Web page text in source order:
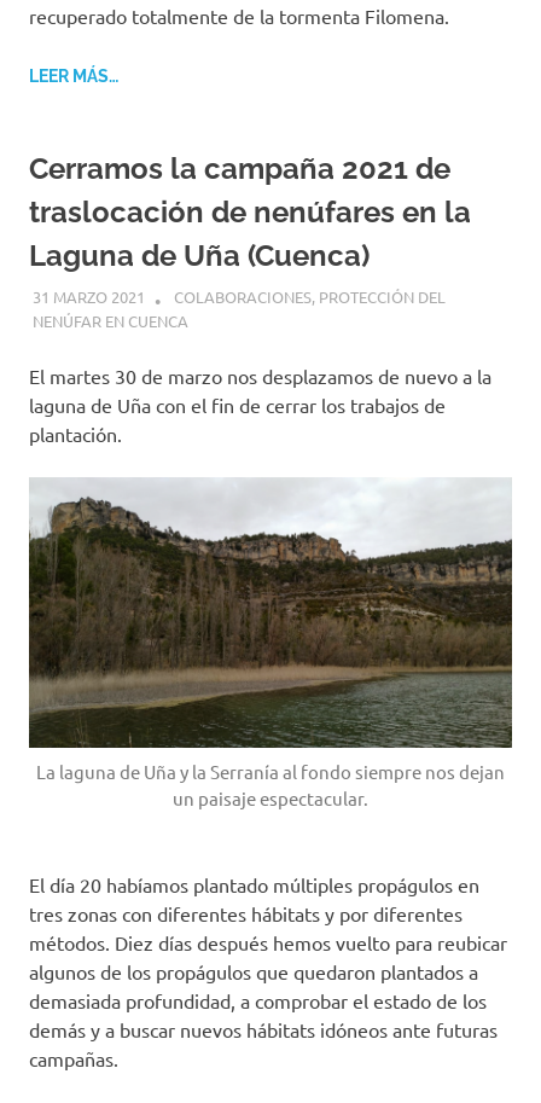
recuperado totalmente de la tormenta Filomena.
LEER MÁS…
Cerramos la campaña 2021 de
traslocación de nenúfares en la
Laguna de Uña (Cuenca)
31 MARZO 2021 GEMOSCLERA
COLABORACIONES, PROTECCIÓN DEL
NENÚFAR EN CUENCA
El martes 30 de marzo nos desplazamos de nuevo a la
laguna de Uña con el fin de cerrar los trabajos de
plantación.
La laguna de Uña y la Serranía al fondo siempre nos dejan
un paisaje espectacular.
El día 20 habíamos plantado múltiples propágulos en
tres zonas con diferentes hábitats y por diferentes
métodos. Diez días después hemos vuelto para reubicar
algunos de los propágulos que quedaron plantados a
demasiada profundidad, a comprobar el estado de los
demás y a buscar nuevos hábitats idóneos ante futuras
campañas.